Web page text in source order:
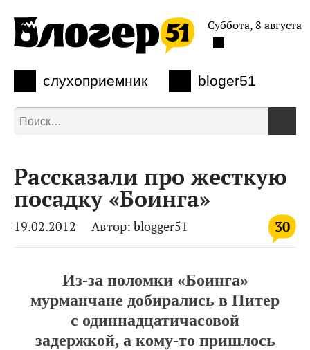
слухоприемник bloger51
Суббота, 8 августа
Рассказали про жесткую
посадку «Боинга»
30
19.02.2012 Автор: blogger51
Из-за поломки «Боинга»
мурманчане добирались в Питер
с одиннадцатичасовой
задержкой, а кому-то пришлось